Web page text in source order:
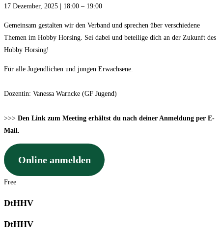
17 Dezember, 2025 | 18:00 – 19:00
Gemeinsam gestalten wir den Verband und sprechen über verschiedene
Themen im Hobby Horsing. Sei dabei und beteilige dich an der Zukunft des
Hobby Horsing!
Für alle Jugendlichen und jungen Erwachsene.
Dozentin: Vanessa Warncke (GF Jugend)
>>> Den Link zum Meeting erhältst du nach deiner Anmeldung per E-
Mail.
Online anmelden
Free
DtHHV
DtHHV